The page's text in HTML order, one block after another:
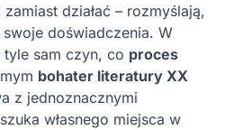
działać – rozmyślają,
doświadczenia. W
sam czyn, co proces
bohater literatury XX
z jednoznacznymi
własnego miejsca w